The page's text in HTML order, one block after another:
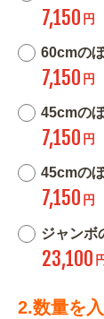
7,150 円
60cmの
7,150 円
45cmの
7,150 円
45cmの
7,150 円
ジャンボ
23,100
2.数量を